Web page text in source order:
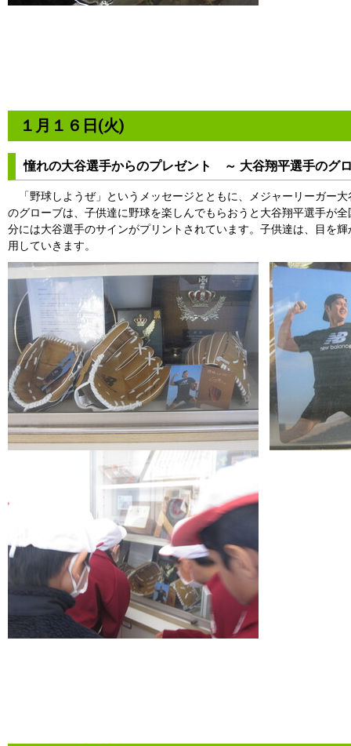
１月１６日(火)
憧れの大谷選手からのプレゼント ～ 大谷翔平選手のグ
「野球しようぜ」というメッセージとともに、メジャーリーガー
のグローブは、子供達に野球を楽しんでもらおうと大谷翔平選手が
分には大谷選手のサインがプリントされています。子供達は、目を
用していきます。